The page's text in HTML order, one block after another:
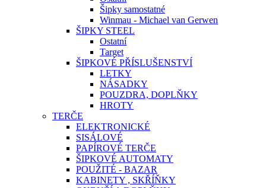
Šipky samostatné
Winmau - Michael van Gerwen
ŠIPKY STEEL
Ostatní
Target
ŠIPKOVÉ PŘÍSLUŠENSTVÍ
LETKY
NÁSADKY
POUZDRA, DOPLŇKY
HROTY
TERČE
ELEKTRONICKÉ
SISÁLOVÉ
PAPÍROVÉ TERČE
ŠIPKOVÉ AUTOMATY
POUŽITÉ - BAZAR
KABINETY , SKŘÍŇKY